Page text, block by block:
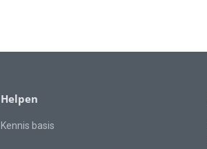
Helpen
Kennis basis